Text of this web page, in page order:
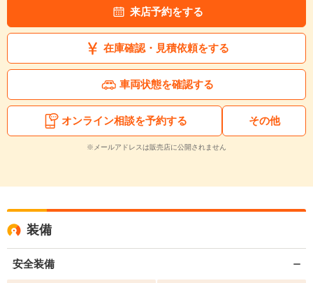
来店予約をする
在庫確認・見積依頼をする
車両状態を確認する
オンライン相談を予約する その他
※メールアドレスは販売店に公開されません
装備
安全装備